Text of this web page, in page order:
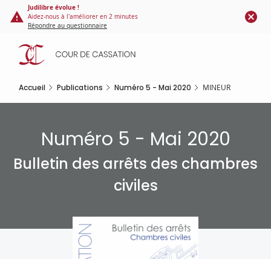
Panneau de gestion des cookies
contenu
principal
Judilibre évolue !
Aidez-nous à l'améliorer en 2 minutes
Répondre au questionnaire
Accueil Publications Numéro 5 - Mai 2020 MINEUR
Numéro 5 - Mai 2020
Bulletin des arrêts des chambres
civiles